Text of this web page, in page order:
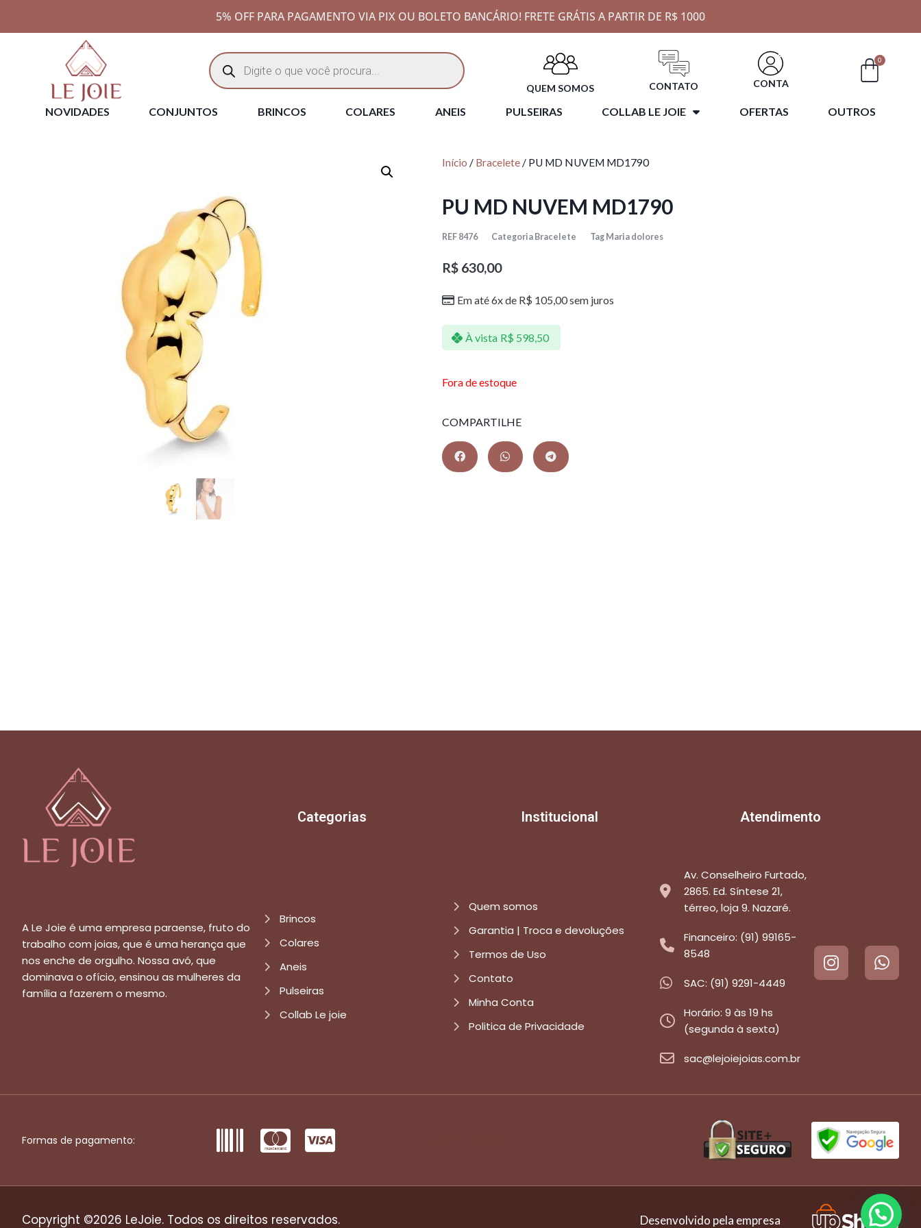
5% OFF PARA PAGAMENTO VIA PIX OU BOLETO BANCÁRIO! FRETE GRÁTIS A PARTIR DE R$ 1000
QUEM SOMOS CONTATO CONTA
0
NOVIDADES CONJUNTOS BRINCOS COLARES ANEIS PULSEIRAS COLLAB LE JOIE OFERTAS OUTROS
Início / Bracelete / PU MD NUVEM MD1790
PU MD NUVEM MD1790
REF 8476 Categoria Bracelete Tag Maria dolores
R$ 630,00
Em até 6x de R$ 105,00sem juros
À vista R$ 598,50
Fora de estoque
COMPARTILHE
Categorias Institucional Atendimento
A Le Joie é uma empresa paraense, fruto do
trabalho com joias, que é uma herança que
nos enche de orgulho. Nossa avó, que
dominava o ofício, ensinou as mulheres da
família a fazerem o mesmo.
Brincos
Colares
Aneis
Pulseiras
Collab Le joie
Quem somos
Garantia | Troca e devoluções
Termos de Uso
Contato
Minha Conta
Politica de Privacidade
Av. Conselheiro Furtado,
2865. Ed. Síntese 21,
térreo, loja 9. Nazaré.
Financeiro: (91) 99165-
8548
SAC: (91) 9291-4449
Horário: 9 às 19 hs
(segunda à sexta)
sac@lejoiejoias.com.br
Formas de pagamento:
Copyright ©2026 LeJoie. Todos os direitos reservados. Desenvolvido pela empresa